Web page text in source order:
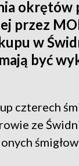
okrętów
przez
w
być
czterech
ze